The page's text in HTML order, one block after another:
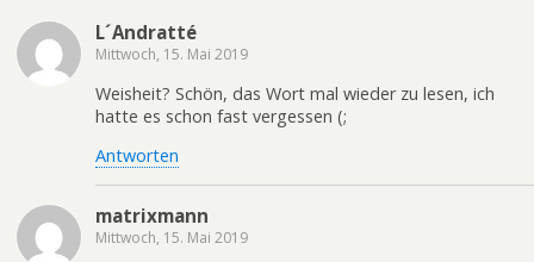
L´Andratté
Mittwoch, 15. Mai 2019
Weisheit? Schön, das Wort mal wieder zu lesen, ich
hatte es schon fast vergessen (;
Antworten
matrixmann
Mittwoch, 15. Mai 2019